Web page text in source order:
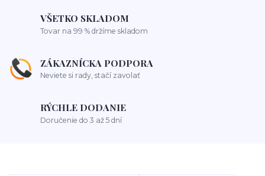
VŠETKO SKLADOM
Tovar na 99 % držíme skladom
ZÁKAZNÍCKA PODPORA
Neviete si rady, stačí zavolať
RÝCHLE DODANIE
Doručenie do 3 až 5 dní